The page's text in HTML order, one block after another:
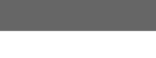
입력해 주세요.